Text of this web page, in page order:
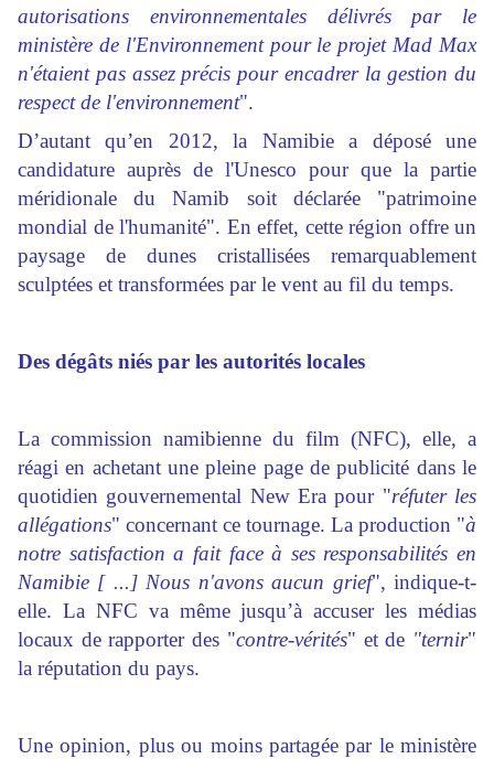
autorisations environnementales délivrés par le
ministère de l'Environnement pour le projet Mad Max
n'étaient pas assez précis pour encadrer la gestion du
respect de l'environnement".
D’autant qu’en 2012, la Namibie a déposé une
candidature auprès de l'Unesco pour que la partie
méridionale du Namib soit déclarée "patrimoine
mondial de l'humanité". En effet, cette région offre un
paysage de dunes cristallisées remarquablement
sculptées et transformées par le vent au fil du temps.
Des dégâts niés par les autorités locales
La commission namibienne du film (NFC), elle, a
réagi en achetant une pleine page de publicité dans le
quotidien gouvernemental New Era pour "réfuter les
allégations" concernant ce tournage. La production "à
notre satisfaction a fait face à ses responsabilités en
Namibie [ ...] Nous n'avons aucun grief", indique-t-
elle. La NFC va même jusqu’à accuser les médias
locaux de rapporter des "contre-vérités" et de "ternir"
la réputation du pays.
Une opinion, plus ou moins partagée par le ministère